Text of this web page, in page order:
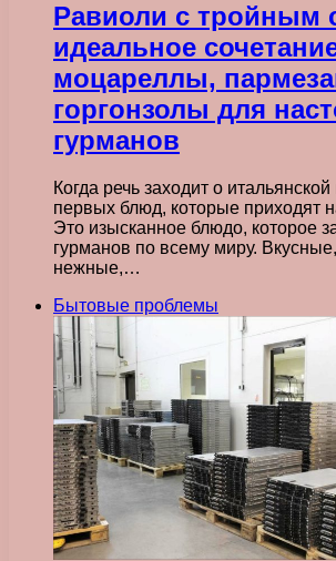
Равиоли с
идеальное
моцареллы,
горгонзолы для
гурманов
Когда речь заходит о
первых блюд, которые приходят
Это изысканное блюдо, которое
гурманов по всему миру.
нежные,…
Бытовые проблемы